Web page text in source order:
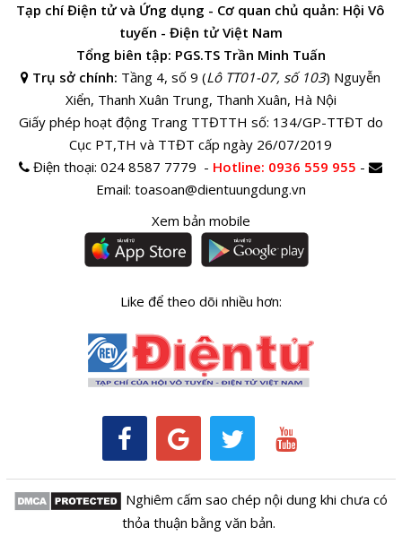
Tạp chí Điện tử và Ứng dụng - Cơ quan chủ quản: Hội Vô
tuyến - Điện tử Việt Nam
Tổng biên tập: PGS.TS Trần Minh Tuấn
Trụ sở chính: Tầng 4, số 9 (Lô TT01-07, số 103) Nguyễn
Xiển, Thanh Xuân Trung, Thanh Xuân, Hà Nội
Giấy phép hoạt động Trang TTĐTTH số: 134/GP-TTĐT do
Cục PT,TH và TTĐT cấp ngày 26/07/2019
Điện thoại:024 8587 7779 - Hotline: 0936 559 955 -
Email: toasoan@dientuungdung.vn
Xem bản mobile
Like để theo dõi nhiều hơn:
Nghiêm cấm sao chép nội dung khi chưa có
thỏa thuận bằng văn bản.